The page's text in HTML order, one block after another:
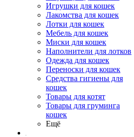
Игрушки для кошек
Лакомства для кошек
Лотки для кошек
Мебель для кошек
Миски для кошек
Наполнители для лотков
Одежда для кошек
Переноски для кошек
Средства гигиены для
кошек
Товары для котят
Товары для груминга
кошек
Ещё